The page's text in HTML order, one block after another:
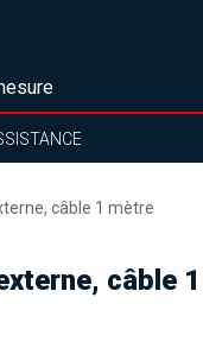
câble 1 mètre
câble